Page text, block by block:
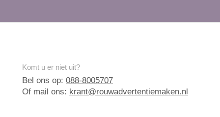
Komt u er niet uit?
Bel ons op: 088-8005707
Of mail ons: krant@rouwadvertentiemaken.nl